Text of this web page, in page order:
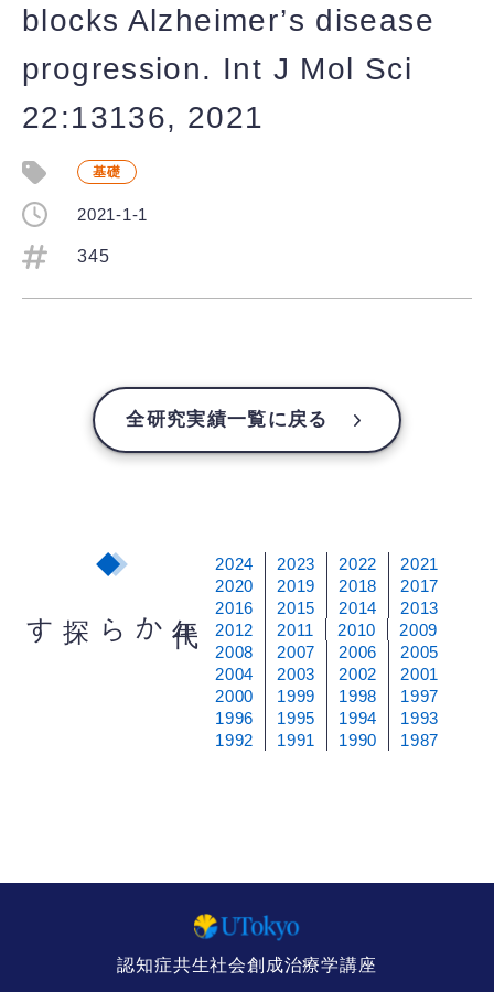
blocks Alzheimer’s disease
progression. Int J Mol Sci
22:13136, 2021
基礎
2021-1-1
345
全研究実績一覧に戻る
から探す
2024 2023 2022
2021
2020
2019 2018
2017
2016
2015 2014
2013
2012
2011 2010
2009
2008
2007 2006
2005
2004
2003 2002
2001
2000
1999 1998
1997
1996
1995 1994
1993
1992
1991 1990 1987
認知症共生社会創成治療学講座